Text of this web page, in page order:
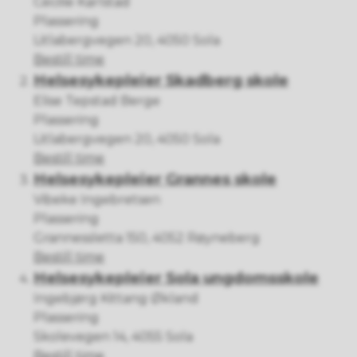
Plassering
Litlabergvegen 20, 4050 Sola
Bestill time
Helsesykepleier Skadberg skole
Elise Tepstad Berge
Plassering
Litlabergvegen 20, 4050 Sola
Bestill time
Helsesykepleier Grannes skole
Vibeke Ingebretsen
Plassering
Grannessletta 150, 4052 Røyneberg
Bestill time
Helsesykepleier Sola ungdomsskole
Ingebjørg Kittang Økland
Plassering
Skolevegen 14, 4055 Sola